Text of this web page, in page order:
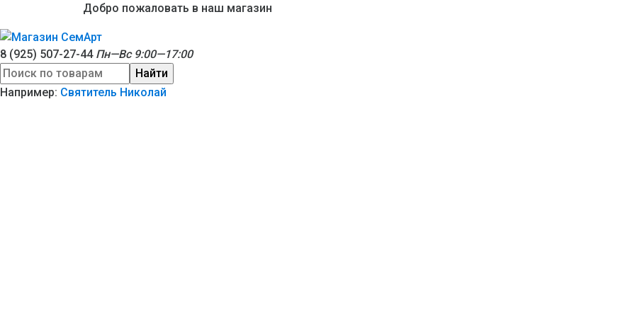
Добро пожаловать в наш магазин
8 (925) 507-27-44 Пн—Вс 9:00—17:00
Найти
Например: Святитель Николай